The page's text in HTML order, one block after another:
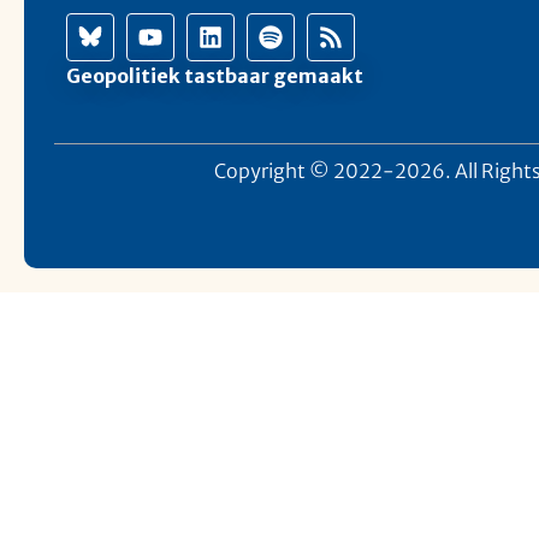
Geopolitiek tastbaar gemaakt
Copyright © 2022-2026. All Rights